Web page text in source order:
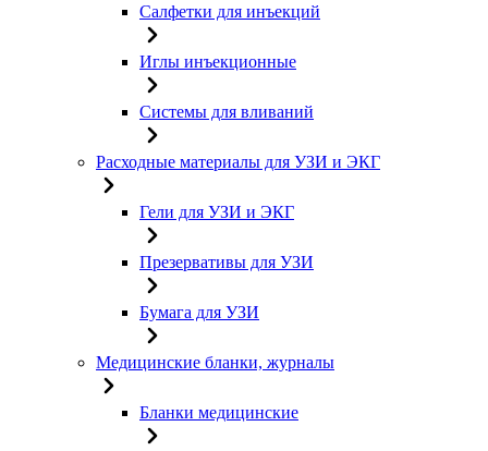
Салфетки для инъекций
Иглы инъекционные
Системы для вливаний
Расходные материалы для УЗИ и ЭКГ
Гели для УЗИ и ЭКГ
Презервативы для УЗИ
Бумага для УЗИ
Медицинские бланки, журналы
Бланки медицинские